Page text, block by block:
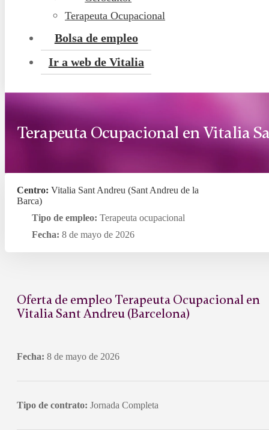
Terapeuta Ocupacional
Bolsa de empleo
Ir a web de Vitalia
Terapeuta Ocupacional en Vitalia
Centro: Vitalia Sant Andreu (Sant Andreu de la
Barca)
Tipo de empleo: Terapeuta ocupacional
Fecha: 8 de mayo de 2026
Oferta de empleo Terapeuta Ocupacional en
Vitalia Sant Andreu (Barcelona)
Fecha: 8 de mayo de 2026
Tipo de contrato: Jornada Completa